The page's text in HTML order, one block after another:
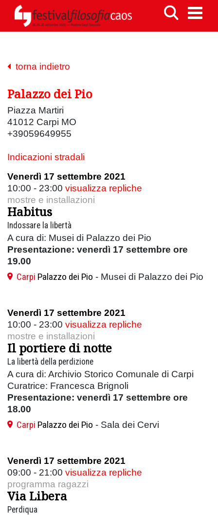
torna indietro
Palazzo dei Pio
Piazza Martiri
41012 Carpi MO
+39059649955
Indicazioni stradali
Venerdì 17 settembre 2021
10:00 - 23:00 visualizza repliche
mostre e installazioni
Habitus
Indossare la libertà
A cura di: Musei di Palazzo dei Pio
Presentazione: venerdì 17 settembre ore
19.00
Carpi Palazzo dei Pio - Musei di Palazzo dei Pio
Venerdì 17 settembre 2021
10:00 - 23:00 visualizza repliche
mostre e installazioni
Il portiere di notte
La libertà della perdizione
A cura di: Archivio Storico Comunale di Carpi
Curatrice: Francesca Brignoli
Presentazione: venerdì 17 settembre ore
18.00
Carpi Palazzo dei Pio - Sala dei Cervi
Venerdì 17 settembre 2021
09:00 - 21:00 visualizza repliche
programma ragazzi
Via Libera
Perdiqua